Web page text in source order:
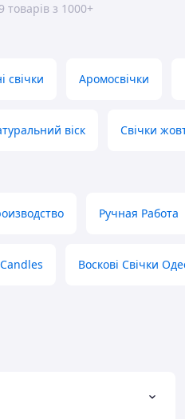
товарів з 1000+
свічки Аромосвічки
віск Свічки
Ручная Работа
Воскові Свічки